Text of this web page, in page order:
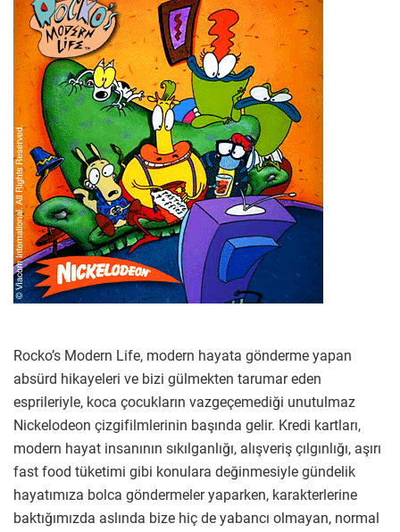
Rocko’s Modern Life, modern hayata gönderme yapan
absürd hikayeleri ve bizi gülmekten tarumar eden
esprileriyle, koca çocukların vazgeçemediği unutulmaz
Nickelodeon çizgifilmlerinin başında gelir. Kredi kartları,
modern hayat insanının sıkılganlığı, alışveriş çılgınlığı, aşırı
fast food tüketimi gibi konulara değinmesiyle gündelik
hayatımıza bolca göndermeler yaparken, karakterlerine
baktığımızda aslında bize hiç de yabancı olmayan, normal